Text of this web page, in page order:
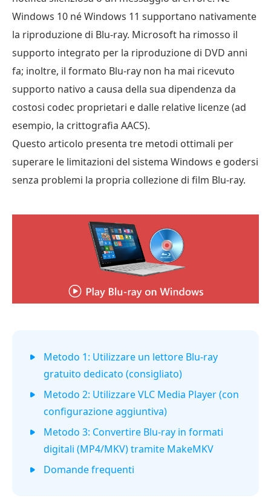
Windows 10 né Windows 11 supportano nativamente
la riproduzione di Blu-ray. Microsoft ha rimosso il
supporto integrato per la riproduzione di DVD anni
fa; inoltre, il formato Blu-ray non ha mai ricevuto
supporto nativo a causa della sua dipendenza da
costosi codec proprietari e dalle relative licenze (ad
esempio, la crittografia AACS).
Questo articolo presenta tre metodi ottimali per
superare le limitazioni del sistema Windows e godersi
senza problemi la propria collezione di film Blu-ray.
Metodo 1: Utilizzare un lettore Blu-ray
gratuito dedicato (consigliato)
Metodo 2: Utilizzare VLC Media Player (con
configurazione aggiuntiva)
Metodo 3: Convertire Blu-ray in formati
digitali (MP4/MKV) tramite MakeMKV
Domande frequenti